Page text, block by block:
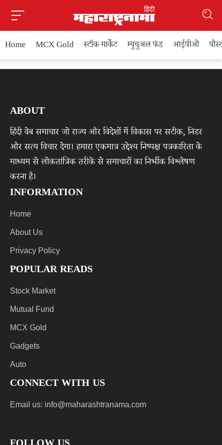
Home MCX Gold स्टॉक मार्केट म्युचुअल फंड आईपीओ
ABOUT
हिंदी वेब समाचार जो राज्य और विदेशों में विकास पर सटीक, निडर
और सत्य विचार देगा। हमारा एकमात्र उद्देश्य निष्पक्ष पत्रकारिता के
माध्यम से लोकतांत्रिक तरीके से समाचारों का निर्भीक विश्लेषण
करना है।
INFORMATION
Home
About Us
Privacy Policy
POPULAR READS
Stock Market
Mutual Fund
MCX Gold
Gadgets
Auto
CONNECT WITH US
Email us: info@maharashtranama.com